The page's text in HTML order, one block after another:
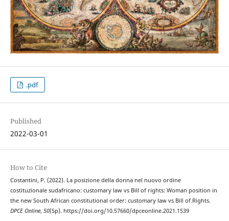
.pdf
Published
2022-03-01
How to Cite
Costantini, P. (2022). La posizione della donna nel nuovo ordine
costituzionale sudafricano: customary law vs Bill of rights: Woman position in
the new South African constitutional order: customary law vs Bill of Rights.
DPCE Online, 50(Sp). https://doi.org/10.57660/dpceonline.2021.1539